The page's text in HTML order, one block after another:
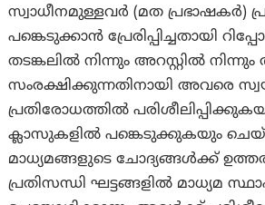
സ്വാധീനമുള്ളവർ (മത പ്രഭാഷകർ)
പങ്കെടുക്കാൻ പ്രേരിപ്പിച്ചതായി
തടങ്കലിൽ നിന്നും അറസ്റ്റിൽ
സംരക്ഷിക്കുന്നതിനായി അവരെ
പ്രതിരോധത്തിൽ
ക്ലാസുകളിൽ പങ്കെടുക്കുകയും
മാധ്യമങ്ങളുടെ ചോദ്യങ്ങൾക്ക്
പ്രതിസന്ധി ഘട്ടങ്ങളിൽ മാധ്യമ